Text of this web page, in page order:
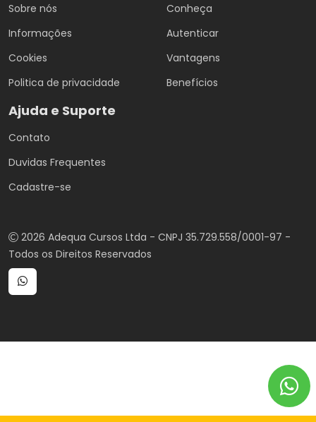
Sobre nós
Informações
Cookies
Politica de privacidade
Conheça
Autenticar
Vantagens
Benefícios
Ajuda e Suporte
Contato
Duvidas Frequentes
Cadastre-se
2026 Adequa Cursos Ltda - CNPJ 35.729.558/0001-97 -
Todos os Direitos Reservados